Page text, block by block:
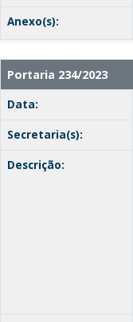
Anexo(s):
Portaria 234/2023
Data:
Secretaria(s):
Descrição: